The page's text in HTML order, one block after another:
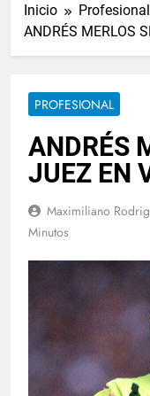
Inicio
Profesional
ANDRÉS MERLOS
PROFESIONAL
ANDRÉS
JUEZ EN
Maximiliano
Minutos